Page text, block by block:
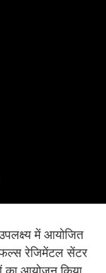
में आयोजित
रेजिमेंटल सेंटर